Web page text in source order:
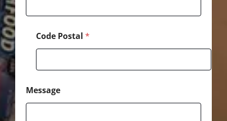
Code Postal *
Message